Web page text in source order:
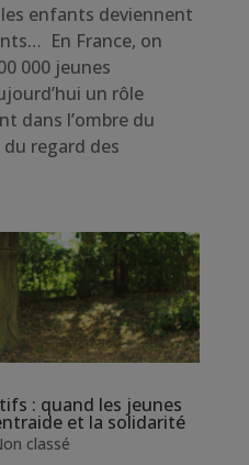
enfants deviennent
En France, on
000 jeunes
un rôle
dans l’ombre du
regard des
: quand les jeunes
et la solidarité
classé